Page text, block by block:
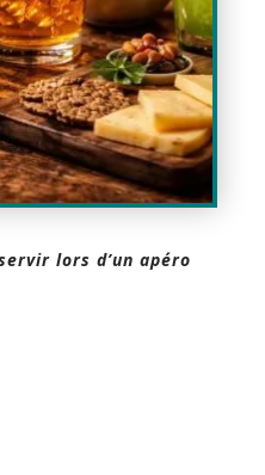
lors d’un apéro